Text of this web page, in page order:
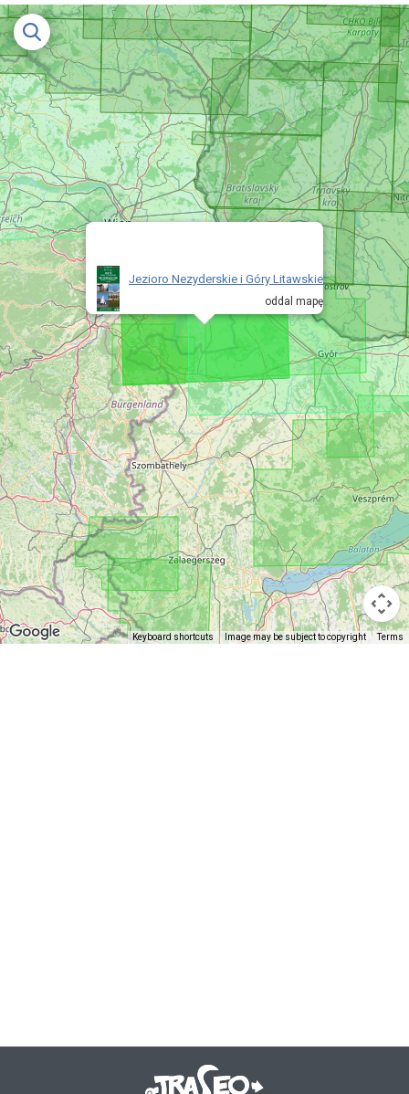
Jezioro Nezyderskie i Góry Litawskie
oddal mapę
Keyboard shortcuts Image may be subject to copyright Terms